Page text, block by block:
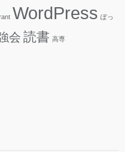
WordPress ぽっ
会 読書 高専